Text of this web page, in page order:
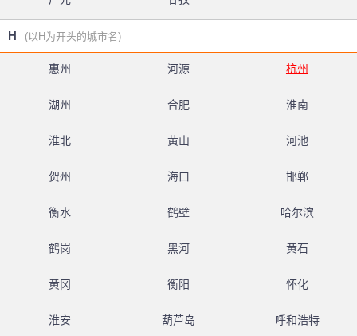
H (以H为开头的城市名)
惠州 河源 杭州
湖州 合肥 淮南
淮北 黄山 河池
贺州 海口 邯郸
衡水 鹤壁 哈尔滨
鹤岗 黑河 黄石
黄冈 衡阳 怀化
淮安 葫芦岛 呼和浩特